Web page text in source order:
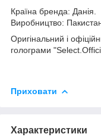
Країна бренда: Данія.
Виробництво:
Оригінальний і
голограми
Приховати
Характеристики